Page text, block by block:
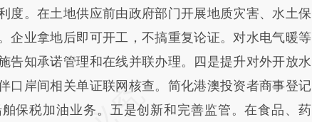
度。在土地供应前由政府部门开展地质灾害、水土保
企业拿地后即可开工，不搞重复论证。对水电气暖等
告知承诺管理和在线并联办理。四是提升对外开放水
口岸间相关单证联网核查。简化港澳投资者商事登记
保税加油业务。五是创新和完善监管。在食品、药